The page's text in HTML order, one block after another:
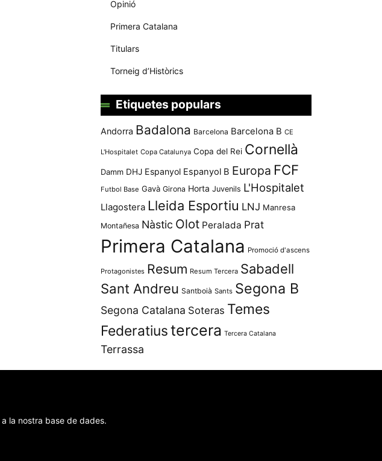
Opinió
Primera Catalana
Titulars
Torneig d’Històrics
Etiquetes populars
Andorra Badalona Barcelona Barcelona B CE
L'Hospitalet Copa Catalunya Copa del Rei Cornellà
Damm DHJ Espanyol Espanyol B Europa FCF
Futbol Base Gavà Girona Horta Juvenils L'Hospitalet
Llagostera Lleida Esportiu LNJ Manresa
Montañesa Nàstic Olot Peralada Prat
Primera Catalana Promoció d'ascens
Protagonistes Resum Resum Tercera Sabadell
Sant Andreu Santboià Sants Segona B
Segona Catalana Soteras Temes
Federatiustercera Tercera Catalana
Terrassa
la nostra base de dades.